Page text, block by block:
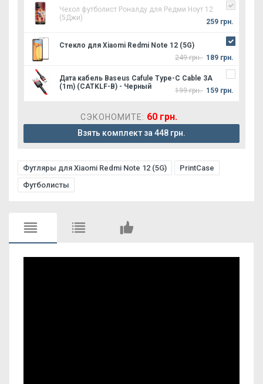
Чехол футболист Роналду для Редми Ноут 12
(5Джи)
259 грн.
Стекло для Xiaomi Redmi Note 12 (5G)
249 грн. 189 грн.
Дата кабель Baseus Cafule Type-C Cable 3A
(1m) (CATKLF-B) - Черный
199 грн. 159 грн.
СЭКОНОМИТЕ: 60 грн.
Взять комплект за 448 грн.
Футляры для Xiaomi Redmi Note 12 (5G)
PrintCase
Футболисты